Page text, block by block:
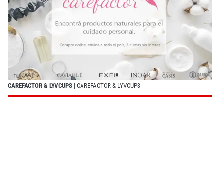
CAREFACTOR & LYVCUPS | CAREFACTOR & LYVCUPS